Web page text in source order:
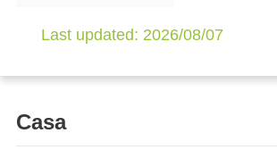
Last updated: 2026/08/07
Casa